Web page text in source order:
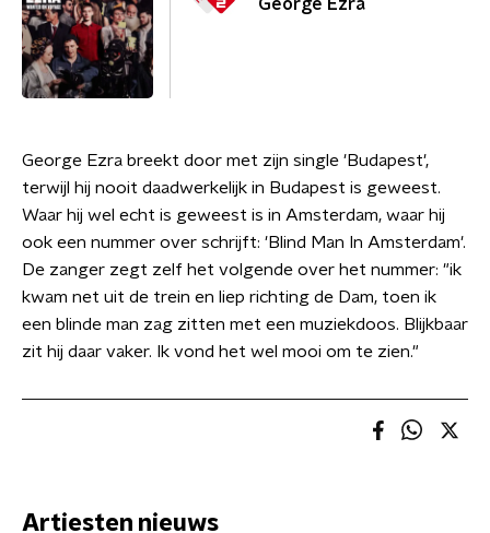
George Ezra
George Ezra breekt door met zijn single 'Budapest',
terwijl hij nooit daadwerkelijk in Budapest is geweest.
Waar hij wel echt is geweest is in Amsterdam, waar hij
ook een nummer over schrijft: 'Blind Man In Amsterdam'.
De zanger zegt zelf het volgende over het nummer: "ik
kwam net uit de trein en liep richting de Dam, toen ik
een blinde man zag zitten met een muziekdoos. Blijkbaar
zit hij daar vaker. Ik vond het wel mooi om te zien."
Artiesten nieuws